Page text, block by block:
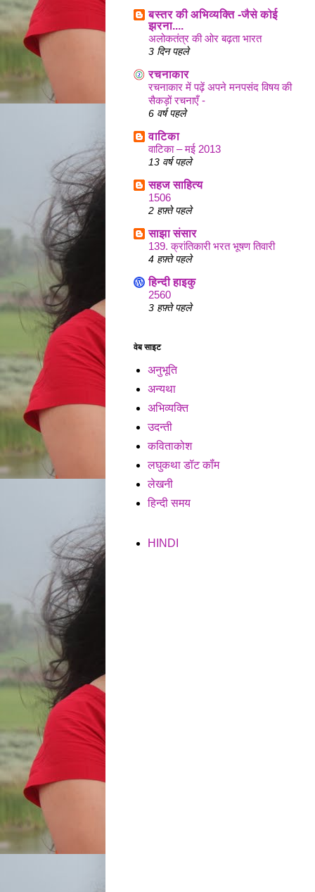
बस्तर की अभिव्यक्ति -जैसे कोई
झरना....
अलोकतंत्र की ओर बढ़ता भारत
3 दिन पहले
रचनाकार
रचनाकार में पढ़ें अपने मनपसंद विषय की
सैकड़ों रचनाएँ -
6 वर्ष पहले
वाटिका
वाटिका – मई 2013
13 वर्ष पहले
सहज साहित्य
1506
2 हफ़्ते पहले
साझा संसार
139. क्रांतिकारी भरत भूषण तिवारी
4 हफ़्ते पहले
हिन्दी हाइकु
2560
3 हफ़्ते पहले
वेब साइट
अनुभूति
अन्यथा
अभिव्यक्ति
उदन्ती
कविताकोश
लघुकथा डॉट कॉंम
लेखनी
हिन्दी समय
HINDI